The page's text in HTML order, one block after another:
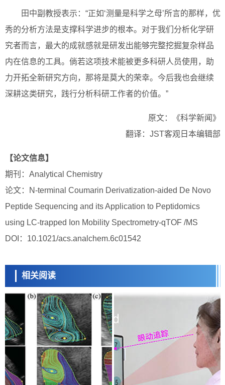
田中副教授表示：“正如‘测量是科学之母’所言的那样，优
秀的分析方法是支撑科学进步的根本。对于我们分析化学研
究者而言，最大的成就感就是研发出能够完整挖掘复杂样品
内在信息的工具。倘若这项技术能被更多科研人员使用，助
力开拓全新研究方向，那将是莫大的荣幸。今后我也会继续
深耕这类研究，践行分析科研工作者的价值。”
原文：《科学新闻》
翻译：JST客观日本编辑部
【论文信息】
期刊：Analytical Chemistry
论文：N-terminal Coumarin Derivatization-aided De Novo
Peptide Sequencing and its Application to Peptidomics
using LC-trapped Ion Mobility Spectrometry-qTOF /MS
DOI：10.1021/acs.analchem.6c01542
相关阅读